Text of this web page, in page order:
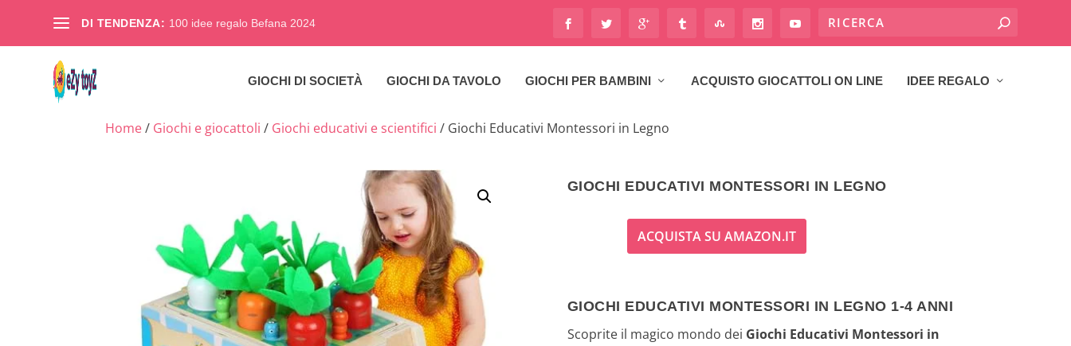
DI TENDENZA: 100 idee regalo Befana 2024
GIOCHI DI SOCIETÀ GIOCHI DA TAVOLO GIOCHI PER BAMBINI ACQUISTO GIOCATTOLI ON LINE IDEE REGALO
Home/ Giochi e giocattoli / Giochi educativi e scientifici / Giochi Educativi Montessori in Legno
GIOCHI EDUCATIVI MONTESSORI IN LEGNO
ACQUISTA SU AMAZON.IT
GIOCHI EDUCATIVI MONTESSORI IN LEGNO 1-4 ANNI
Scoprite il magico mondo dei Giochi Educativi Montessori in